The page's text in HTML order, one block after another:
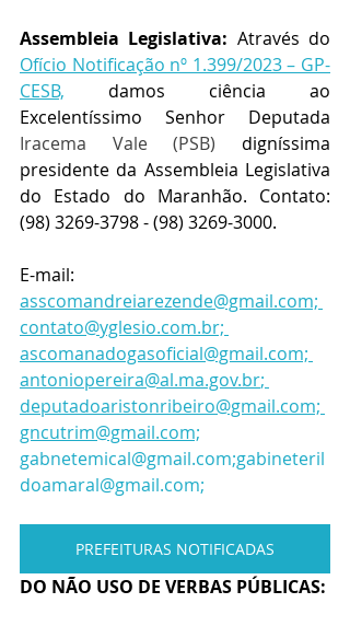
Assembleia Legislativa:
Ofício Notificação nº 1.399/2023 – GP-
CESB, damos ciência ao
Iracema Vale (PSB) digníssima
presidente da Assembleia Legislativa
(98) 3269-3798 - (98) 3269-3000.
E-mail:
asscomandreiarezende@gmail.com;
contato@yglesio.com.br;
ascomanadogasoficial@gmail.com;
antoniopereira@al.ma.gov.br;
deputadoaristonribeiro@gmail.com;
gncutrim@gmail.com;
gabnetemical@gmail.com;gabineteril
doamaral@gmail.com;
PREFEITURAS NOTIFICADAS
DO NÃO USO DE VERBAS PÚBLICAS: